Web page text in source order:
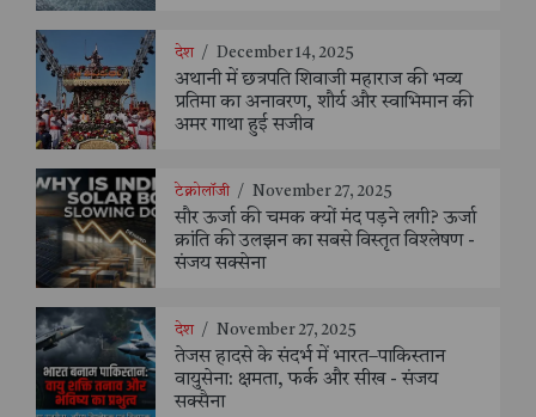
देश / December 14, 2025
अथानी में छत्रपति शिवाजी महाराज की भव्य
प्रतिमा का अनावरण, शौर्य और स्वाभिमान की
अमर गाथा हुई सजीव
टेक्नोलॉजी / November 27, 2025
सौर ऊर्जा की चमक क्यों मंद पड़ने लगी? ऊर्जा
क्रांति की उलझन का सबसे विस्तृत विश्लेषण -
संजय सक्सेना
देश / November 27, 2025
तेजस हादसे के संदर्भ में भारत–पाकिस्तान
वायुसेना: क्षमता, फर्क और सीख - संजय
सक्सैना